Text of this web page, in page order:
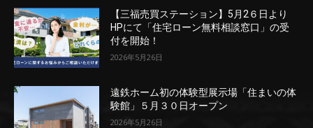
【三福売買ステーション】5月2６日より
HPにて「住宅ローン無料相談窓口」の受
付を開始！
2026年5月26日
遠鉄ホーム初の体験型展示場「住まいの体
験館」５月３０日オープン
2026年5月26日